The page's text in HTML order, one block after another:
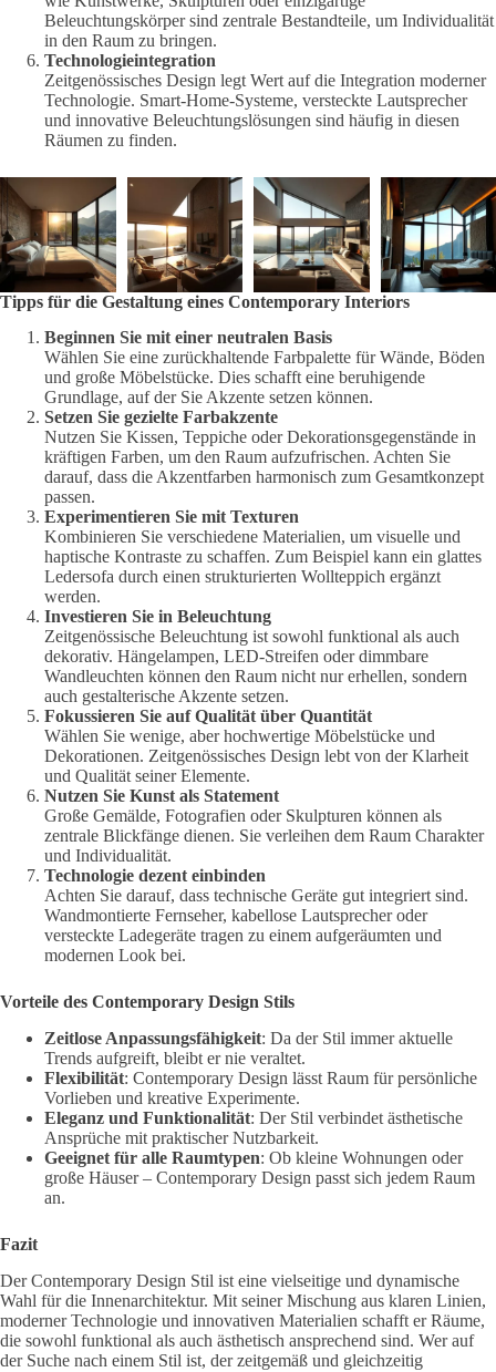
Beleuchtungskörper sind zentrale Bestandteile, um Individualität
in den Raum zu bringen.
Technologieintegration
Zeitgenössisches Design legt Wert auf die Integration moderner
Technologie. Smart-Home-Systeme, versteckte Lautsprecher
und innovative Beleuchtungslösungen sind häufig in diesen
Räumen zu finden.
Tipps für die Gestaltung eines Contemporary Interiors
Beginnen Sie mit einer neutralen Basis
Wählen Sie eine zurückhaltende Farbpalette für Wände, Böden
und große Möbelstücke. Dies schafft eine beruhigende
Grundlage, auf der Sie Akzente setzen können.
Setzen Sie gezielte Farbakzente
Nutzen Sie Kissen, Teppiche oder Dekorationsgegenstände in
kräftigen Farben, um den Raum aufzufrischen. Achten Sie
darauf, dass die Akzentfarben harmonisch zum Gesamtkonzept
passen.
Experimentieren Sie mit Texturen
Kombinieren Sie verschiedene Materialien, um visuelle und
haptische Kontraste zu schaffen. Zum Beispiel kann ein glattes
Ledersofa durch einen strukturierten Wollteppich ergänzt
werden.
Investieren Sie in Beleuchtung
Zeitgenössische Beleuchtung ist sowohl funktional als auch
dekorativ. Hängelampen, LED-Streifen oder dimmbare
Wandleuchten können den Raum nicht nur erhellen, sondern
auch gestalterische Akzente setzen.
Fokussieren Sie auf Qualität über Quantität
Wählen Sie wenige, aber hochwertige Möbelstücke und
Dekorationen. Zeitgenössisches Design lebt von der Klarheit
und Qualität seiner Elemente.
Nutzen Sie Kunst als Statement
Große Gemälde, Fotografien oder Skulpturen können als
zentrale Blickfänge dienen. Sie verleihen dem Raum Charakter
und Individualität.
Technologie dezent einbinden
Achten Sie darauf, dass technische Geräte gut integriert sind.
Wandmontierte Fernseher, kabellose Lautsprecher oder
versteckte Ladegeräte tragen zu einem aufgeräumten und
modernen Look bei.
Vorteile des Contemporary Design Stils
Zeitlose Anpassungsfähigkeit: Da der Stil immer aktuelle
Trends aufgreift, bleibt er nie veraltet.
Flexibilität: Contemporary Design lässt Raum für persönliche
Vorlieben und kreative Experimente.
Eleganz und Funktionalität: Der Stil verbindet ästhetische
Ansprüche mit praktischer Nutzbarkeit.
Geeignet für alle Raumtypen: Ob kleine Wohnungen oder
große Häuser – Contemporary Design passt sich jedem Raum
an.
Fazit
Der Contemporary Design Stil ist eine vielseitige und dynamische
Wahl für die Innenarchitektur. Mit seiner Mischung aus klaren Linien,
moderner Technologie und innovativen Materialien schafft er Räume,
die sowohl funktional als auch ästhetisch ansprechend sind. Wer auf
der Suche nach einem Stil ist, der zeitgemäß und gleichzeitig